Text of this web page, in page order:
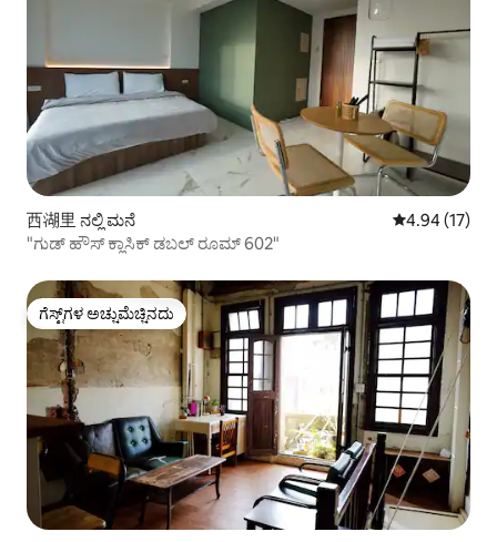
西湖里 ನಲ್ಲಿ ಮನೆ 5 ರಲ್ಲಿ 4.94
4.94 (17)
"ಗುಡ್ ಹೌಸ್ ಕ್ಲಾಸಿಕ್ ಡಬಲ್ ರೂಮ್ 602"
ಗೆಸ್ಟ್‌ಗಳ ಅಚ್ಚುಮೆಚ್ಚಿನದು
ಗೆಸ್ಟ್‌ಗಳ ಅಚ್ಚುಮೆಚ್ಚಿನದು